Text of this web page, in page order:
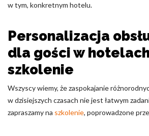
w tym, konkretnym hotelu.
Personalizacja
dla gości w
szkolenie
Wszyscy wiemy, że zaspokajanie
w dzisiejszych czasach nie jest łatwym
zapraszamy na szkolenie, poprowadzone